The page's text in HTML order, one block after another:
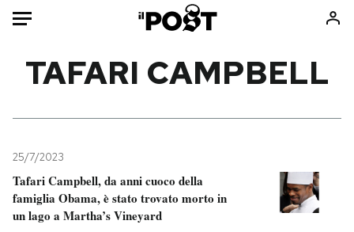
Mondo
Politica
Tecnologia
Internet
Consumismi
Storie/Idee
TAFARI CAMPBELL
25/7/2023
Tafari Campbell, da anni cuoco della
famiglia Obama, è stato trovato morto in
un lago a Martha’s Vineyard